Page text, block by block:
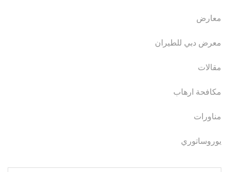
معارض
معرض دبي للطيران
مقالات
مكافحة ارهاب
مناورات
يوروساتوري